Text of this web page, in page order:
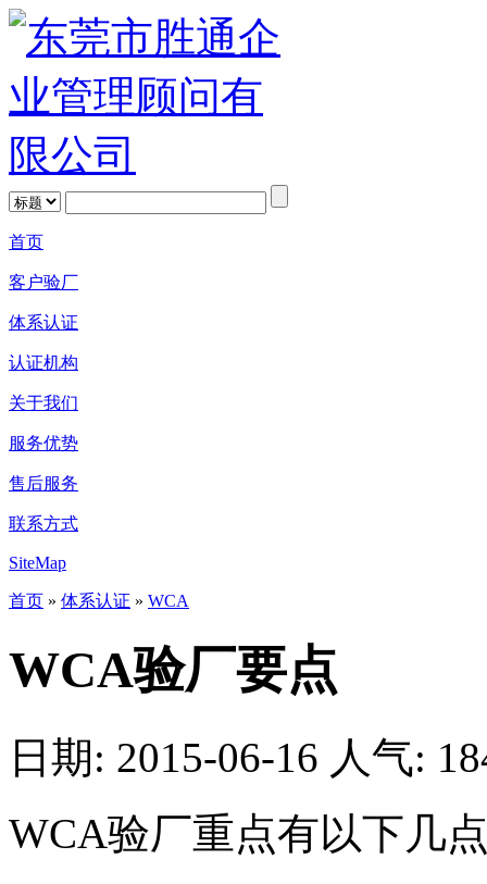
首页
客户验厂
体系认证
认证机构
关于我们
服务优势
售后服务
联系方式
SiteMap
首页 » 体系认证 » WCA
WCA验厂要点
日期: 2015-06-16 人气:
WCA验厂重点有以下几